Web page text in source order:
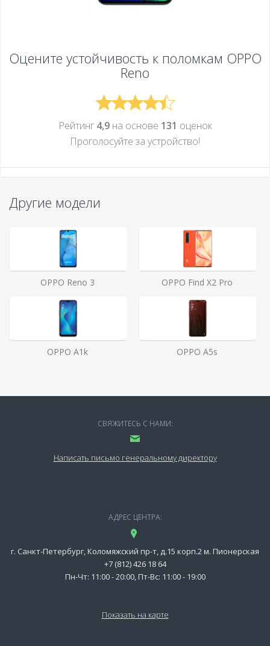
Оцените устойчивость к поломкам OPPO
Reno
Рейтинг 4,9на основе 131 оценок
Проголосуйте за устройcтво!
Другие модели
OPPO Reno 3 OPPO Find X2 Pro
OPPO A1k OPPO A5s
СВЯЖИТЕСЬ С НАМИ:
Написать письмо генеральному директору
АДРЕС ЦЕНТРА:
г. Санкт-Петербург, Коломяжский пр-т, д.15 корп.2 м. Пионерская
+7 (812) 426 18 64
Пн-Чт: 11:00 - 20:00, Пт-Вс: 11:00 - 19:00
Показать на карте